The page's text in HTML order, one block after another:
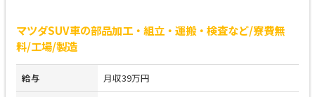
マツダSUV車の部品加工・組立・運搬・検査など/寮費無
料/工場/製造
給与 月収39万円